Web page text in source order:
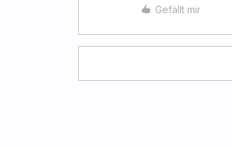
Gefällt mir